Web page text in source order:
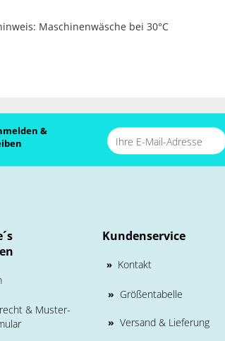
Maschinenwäsche bei 30°C
&
& Muster-
Kundenservice
» Kontakt
» Größentabelle
» Versand & Lieferung